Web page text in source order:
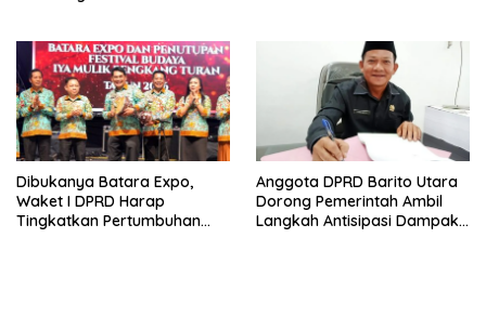
Dibukanya Batara Expo,
Waket I DPRD Harap
Tingkatkan Pertumbuhan
Anggota DPRD Barito Utara
Dorong Pemerintah Ambil
Langkah Antisipasi Dampak